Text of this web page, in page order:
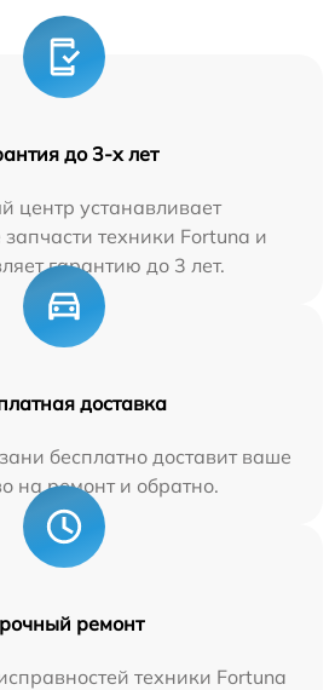
до 3-х лет
центр устанавливает
техники Fortuna и
гарантию до 3 лет.
доставка
бесплатно доставит ваше
на ремонт и обратно.
ремонт
техники Fortuna